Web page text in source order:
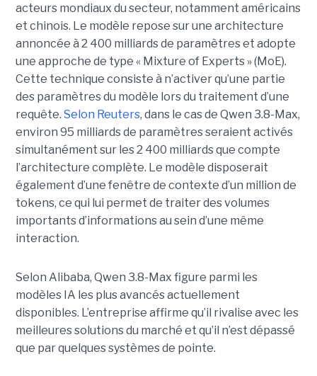
acteurs mondiaux du secteur, notamment américains
et chinois. Le modèle repose sur une architecture
annoncée à 2 400 milliards de paramètres et adopte
une approche de type « Mixture of Experts » (MoE).
Cette technique consiste à n’activer qu’une partie
des paramètres du modèle lors du traitement d’une
requête. Selon Reuters, dans le cas de Qwen 3.8-Max,
environ 95 milliards de paramètres seraient activés
simultanément sur les 2 400 milliards que compte
l’architecture complète. Le modèle disposerait
également d’une fenêtre de contexte d’un million de
tokens, ce qui lui permet de traiter des volumes
importants d’informations au sein d’une même
interaction.
Selon Alibaba, Qwen 3.8-Max figure parmi les
modèles IA les plus avancés actuellement
disponibles. L’entreprise affirme qu’il rivalise avec les
meilleures solutions du marché et qu’il n’est dépassé
que par quelques systèmes de pointe.